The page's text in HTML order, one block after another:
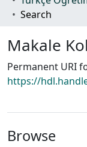
All of DSpace
Search
Makale
Permanent URI
https://
Browse